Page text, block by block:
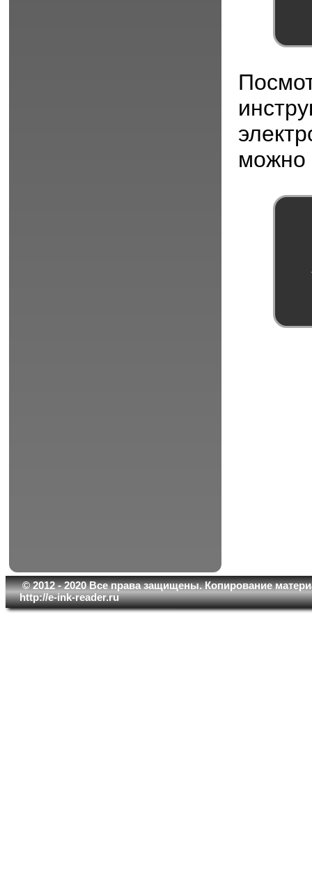
можно
© 2012 - 2020 Все права защищены. Копирование
http://e-ink-reader.ru